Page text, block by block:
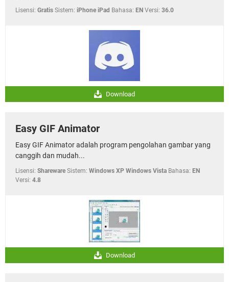
Lisensi: Gratis Sistem: iPhone iPad Bahasa: EN Versi: 36.0
Download
Easy GIF Animator
Easy GIF Animator adalah program pengolahan gambar yang
canggih dan mudah...
Lisensi: Shareware Sistem: Windows XP Windows Vista Bahasa: EN
Versi: 4.8
Download